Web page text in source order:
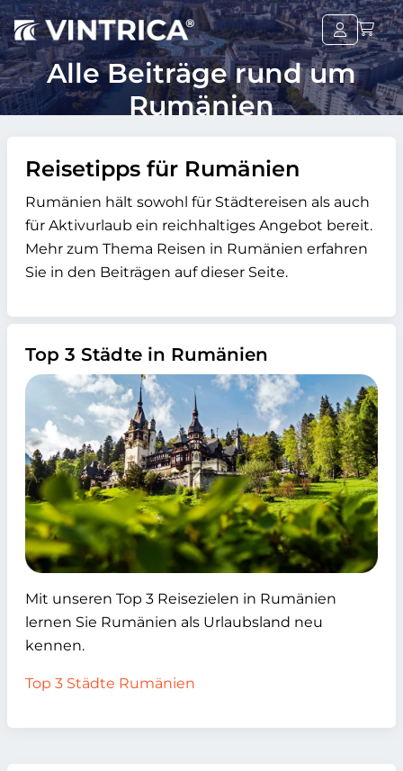
Alle Beiträge rund um
Rumänien
Reisetipps für Rumänien
Rumänien hält sowohl für Städtereisen als auch
für Aktivurlaub ein reichhaltiges Angebot bereit.
Mehr zum Thema Reisen in Rumänien erfahren
Sie in den Beiträgen auf dieser Seite.
Top 3 Städte in Rumänien
Mit unseren Top 3 Reisezielen in Rumänien
lernen Sie Rumänien als Urlaubsland neu
kennen.
Top 3 Städte Rumänien